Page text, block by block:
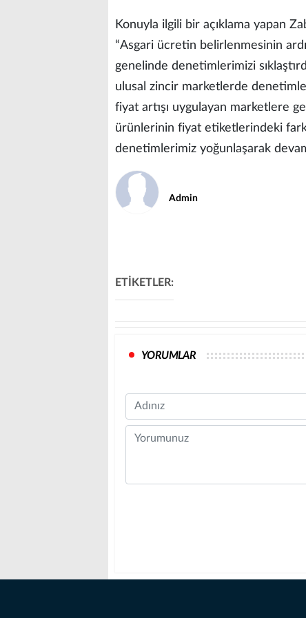
Konuyla ilgili bir açıklama yapan
“Asgari ücretin belirlenmesinin
genelinde denetimlerimizi
ulusal zincir marketlerde
fiyat artışı uygulayan marketlere
ürünlerinin fiyat etiketlerindeki
denetimlerimiz yoğunlaşarak
Admin
ETİKETLER:
YORUMLAR
Name
Comment